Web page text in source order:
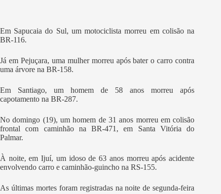
Em Sapucaia do Sul, um motociclista morreu em colisão na
BR-116.
Já em Pejuçara, uma mulher morreu após bater o carro contra
uma árvore na BR-158.
Em Santiago, um homem de 58 anos morreu após
capotamento na BR-287.
No domingo (19), um homem de 31 anos morreu em colisão
frontal com caminhão na BR-471, em Santa Vitória do
Palmar.
À noite, em Ijuí, um idoso de 63 anos morreu após acidente
envolvendo carro e caminhão-guincho na RS-155.
As últimas mortes foram registradas na noite de segunda-feira